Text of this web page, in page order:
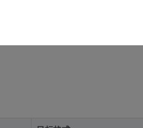
复杂的调用流程，OpenCV